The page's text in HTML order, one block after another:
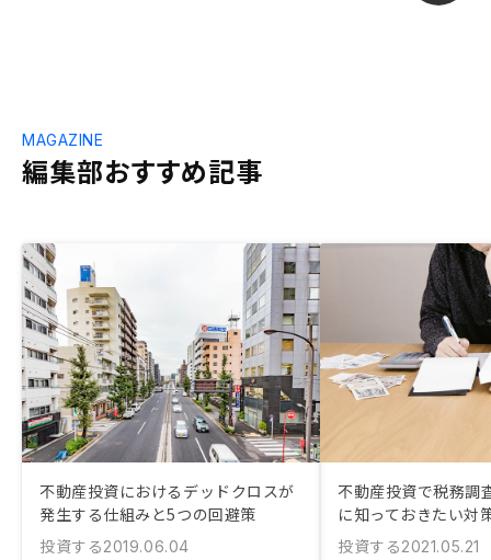
編集部おすすめ記事
MAGAZINE
不動産投資におけるデッドクロスが
発生する仕組みと5つの回避策
投資する2019.06.04
不動産投資で税務調
に知っておきたい対
投資する2021.05.21